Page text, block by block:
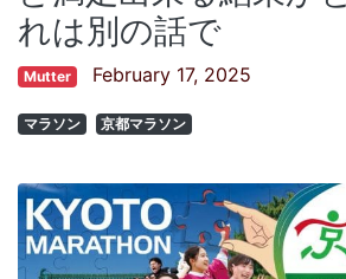
れは別の話で
Mutter February 17, 2025
マラソン 京都マラソン